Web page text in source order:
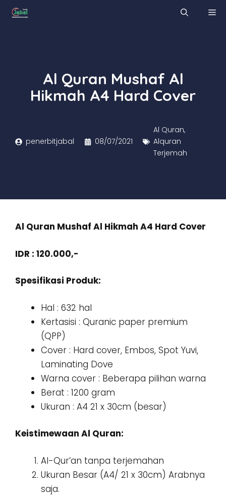
Skip
Al Quran Mushaf Al
Hikmah A4 Hard Cover
penerbitjabal 08/07/2021
Al Quran,
Alquran
Terjemah
Al Quran Mushaf Al Hikmah A4 Hard Cover
IDR : 120.000,-
Spesifikasi Produk:
Hal : 632 hal
Kertasisi : Quranic paper premium
(QPP)
Cover : Hard cover, Embos, Spot Yuvi,
Laminating Dove
Warna cover : Beberapa pilihan warna
Berat : 1200 gram
Ukuran : A4 21 x 30cm (besar)
Keistimewaan Al Quran:
Al-Qur’an tanpa terjemahan
Ukuran Besar (A4/ 21 x 30cm) Arabnya
saja.